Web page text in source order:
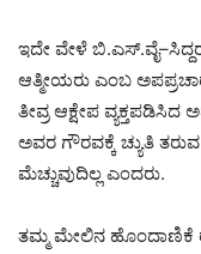
ಇದೇ ವೇಳೆ
ಆತ್ಮೀಯರು ಎಂಬ
ತೀವ್ರ ಆಕ್ಷೇಪ
ಅವರ ಗೌರವಕ್ಕೆ ಚ್ಯುತಿ
ಮೆಚ್ಚುವುದಿಲ್ಲ ಎಂದರು.
ತಮ್ಮ ಮೇಲಿನ ಹೊಂದಾಣಿಕೆ